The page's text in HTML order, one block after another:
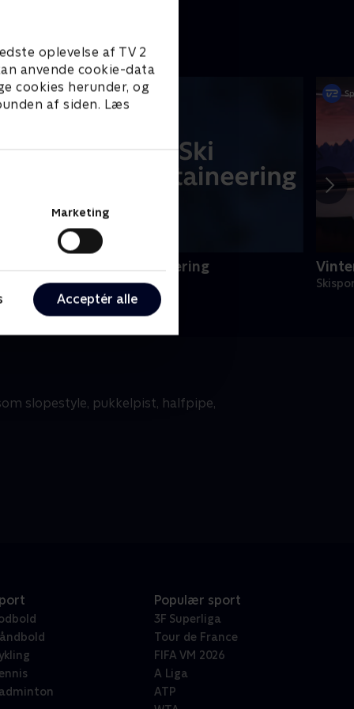
oplevelse af TV 2
anvende cookie-data
cookies herunder, og
af siden. Læs
Marketing
Acceptér alle
Vinter-OL - Ski mountaineering
slopestyle, pukkelpist, halfpipe,
Populær sport
3F Superliga
Tour de France
FIFA VM 2026
A Liga
ATP